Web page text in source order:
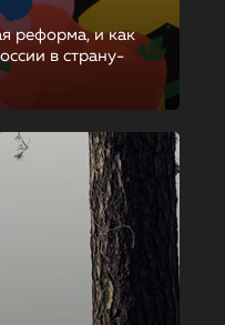
реформа, и как
в страну-